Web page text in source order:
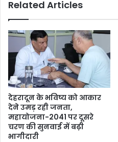
Related Articles
देहरादून के भविष्य को आकार
देने उमड़ रही जनता,
महायोजना-2041 पर दूसरे
चरण की सुनवाई में बढ़ी
भागीदारी